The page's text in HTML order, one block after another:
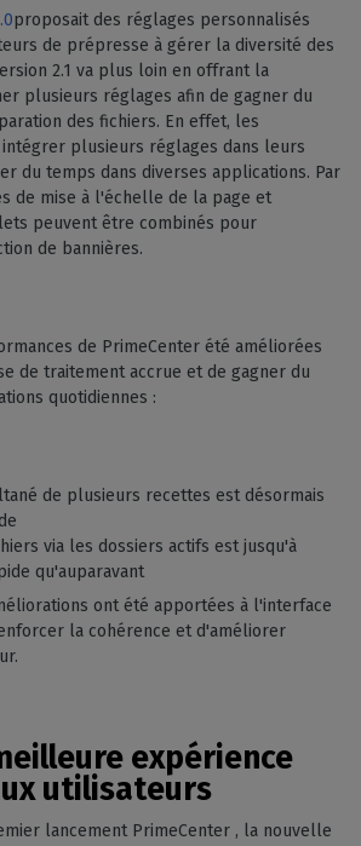
proposait des réglages personnalisés
de prépresse à gérer la diversité des
2.1 va plus loin en offrant la
plusieurs réglages afin de gagner du
des fichiers. En effet, les
plusieurs réglages dans leurs
du temps dans diverses applications. Par
de mise à l'échelle de la page et
peuvent être combinés pour
de bannières.
de PrimeCenter été améliorées
de traitement accrue et de gagner du
quotidiennes :
de plusieurs recettes est désormais
via les dossiers actifs est jusqu'à
qu'auparavant
ont été apportées à l'interface
la cohérence et d'améliorer
expérience
utilisateurs
lancement PrimeCenter , la nouvelle